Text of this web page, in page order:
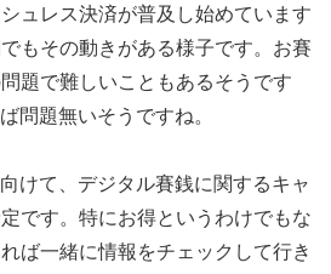
ュレス決済が普及し始めています
もその動きがある様子です。お賽
題で難しいこともあるそうです
問題無いそうですね。
けて、デジタル賽銭に関するキャ
です。特にお得というわけでもな
ば一緒に情報をチェックして行き